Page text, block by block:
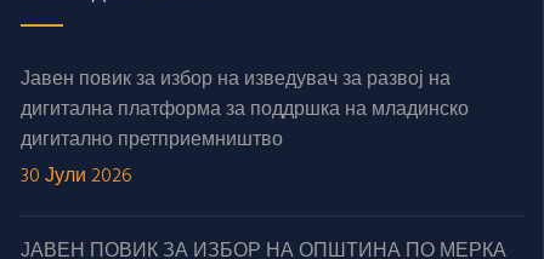
Јавен повик за избор на изведувач за развој на
дигитална платформа за поддршка на младинско
дигитално претприемништво
30 Јули 2026
ЈАВЕН ПОВИК ЗА ИЗБОР НА ОПШТИНА ПО МЕРКА